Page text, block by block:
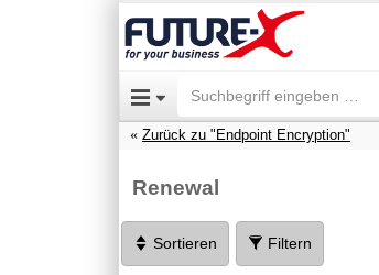
Zurück zu "Endpoint Encryption"
Renewal
Sortieren Filtern